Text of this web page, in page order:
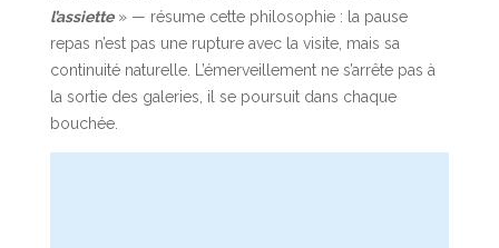
l’assiette» — résume cette philosophie : la pause
repas n’est pas une rupture avec la visite, mais sa
continuité naturelle. L’émerveillement ne s’arrête pas à
la sortie des galeries, il se poursuit dans chaque
bouchée.